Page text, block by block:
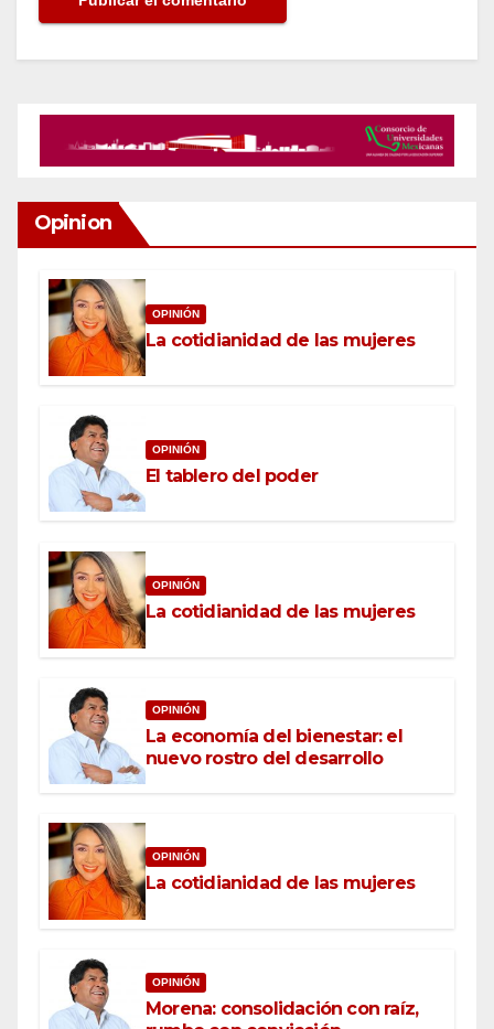
Opinion
OPINIÓN
La cotidianidad de las mujeres
OPINIÓN
El tablero del poder
OPINIÓN
La cotidianidad de las mujeres
OPINIÓN
La economía del bienestar: el
nuevo rostro del desarrollo
OPINIÓN
La cotidianidad de las mujeres
OPINIÓN
Morena: consolidación con raíz,